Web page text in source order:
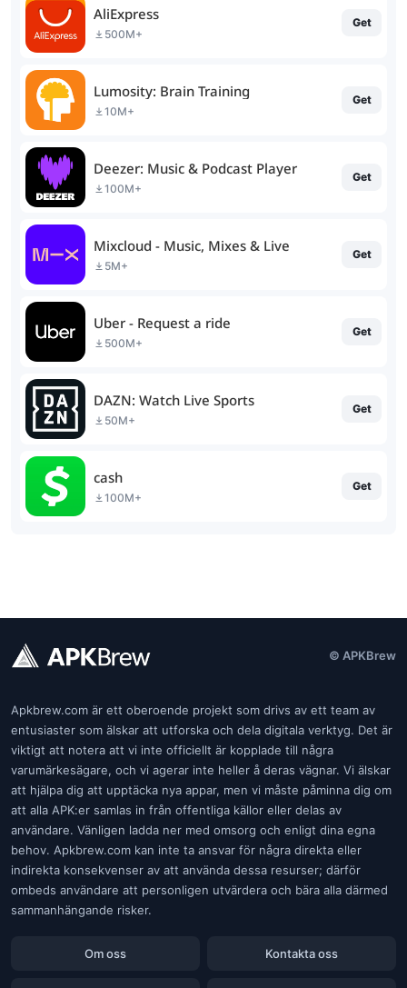
AliExpress
500M+
Get
Lumosity: Brain Training
10M+
Get
Deezer: Music & Podcast Player
100M+
Get
Mixcloud - Music, Mixes & Live
5M+
Get
Uber - Request a ride
500M+
Get
DAZN: Watch Live Sports
50M+
Get
cash
100M+
Get
© APKBrew
Apkbrew.com är ett oberoende projekt som drivs av ett team av
entusiaster som älskar att utforska och dela digitala verktyg. Det är
viktigt att notera att vi inte officiellt är kopplade till några
varumärkesägare, och vi agerar inte heller å deras vägnar. Vi älskar
att hjälpa dig att upptäcka nya appar, men vi måste påminna dig om
att alla APK:er samlas in från offentliga källor eller delas av
användare. Vänligen ladda ner med omsorg och enligt dina egna
behov. Apkbrew.com kan inte ta ansvar för några direkta eller
indirekta konsekvenser av att använda dessa resurser; därför
ombeds användare att personligen utvärdera och bära alla därmed
sammanhängande risker.
Om oss Kontakta oss